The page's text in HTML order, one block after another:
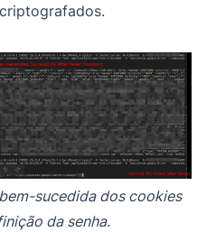
sucedida dos cookies
da senha.